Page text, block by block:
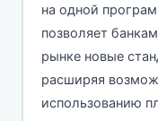
на одной
позволяет
рынке новые
расширяя
использованию